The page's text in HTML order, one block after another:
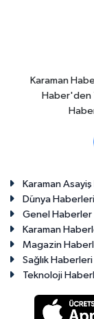
Karaman
Haber'den
Karaman
Dünya Haberleri
Genel Haberler
Karaman
Magazin
Sağlık Haberleri
Teknoloji